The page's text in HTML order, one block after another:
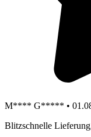
M**** G***** •
Blitzschnelle